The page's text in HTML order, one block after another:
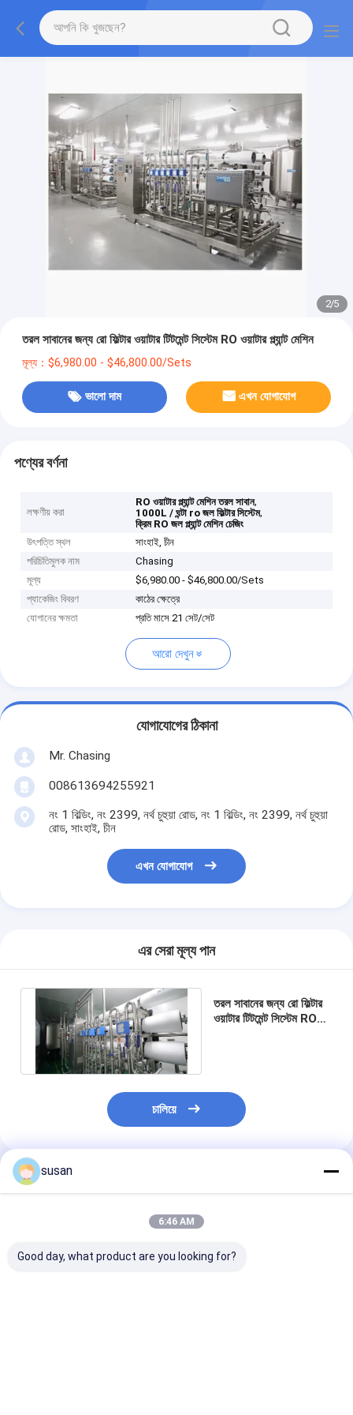
2/5
তরল সাবানের জন্য রো ফিল্টার ওয়াটার টিটমেন্ট সিস্টেম RO ওয়াটার প্ল্যান্ট মেশিন
মূল্য：$6,980.00 - $46,800.00/Sets
ভালো দাম এখন যোগাযোগ
পণ্যের বর্ণনা
লক্ষণীয় করা
RO ওয়াটার প্ল্যান্ট মেশিন তরল সাবান,
1000L / ঘন্টা ro জল ফিল্টার সিস্টেম,
ক্রিম RO জল প্ল্যান্ট মেশিন চেজিং
উৎপত্তি স্থল
সাংহাই, চীন
পরিচিতিমুলক নাম
Chasing
মূল্য
$6,980.00 - $46,800.00/Sets
প্যাকেজিং বিবরণ
কাঠের ক্ষেত্রে
যোগানের ক্ষমতা
প্রতি মাসে 21 সেট/সেট
আরো দেখুন
যোগাযোগের ঠিকানা
Mr. Chasing
008613694255921
নং 1 বিল্ডিং, নং 2399, নর্থ চুহুয়া রোড, নং 1 বিল্ডিং, নং 2399, নর্থ চুহুয়া
রোড, সাংহাই, চীন
এখন যোগাযোগ
এর সেরা মূল্য পান
তরল সাবানের জন্য রো ফিল্টার
ওয়াটার টিটমেন্ট সিস্টেম RO
চালিয়ে
প্রস্তাবিত পণ্য
susan
6:46 AM
Good day, what product are you looking for?